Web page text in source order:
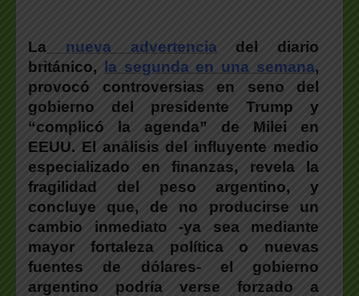
La nueva advertencia del diario
británico, la segunda en una semana,
provocó controversias en seno del
gobierno del presidente Trump y
“complicó la agenda” de Milei en
EEUU. El análisis del influyente medio
especializado en finanzas, revela la
fragilidad del peso argentino, y
concluye que, de no producirse un
cambio inmediato -ya sea mediante
mayor fortaleza política o nuevas
fuentes de dólares- el gobierno
argentino podría verse forzado a